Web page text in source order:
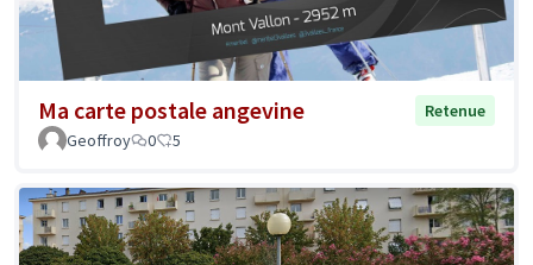
Ma carte postale angevine
Retenue
Geoffroy
0 5